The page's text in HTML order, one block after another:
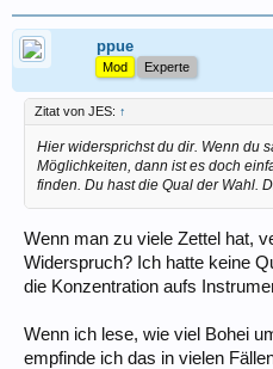
ppue
Mod Experte
Zitat von JES: ↑
Hier widersprichst du dir. Wenn du
Möglichkeiten, dann ist es doch
finden. Du hast die Qual der Wahl.
Wenn man zu viele Zettel hat,
Widerspruch? Ich hatte keine
die Konzentration aufs
Wenn ich lese, wie viel Bohei
empfinde ich das in vielen